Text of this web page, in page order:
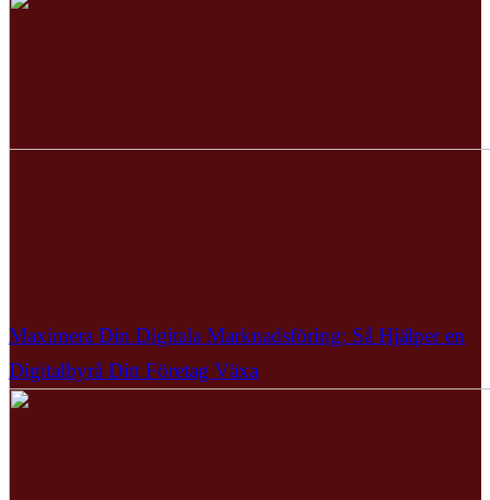
Maximera Din Digitala Marknadsföring: Så Hjälper en
Digitalbyrå Ditt Företag Växa